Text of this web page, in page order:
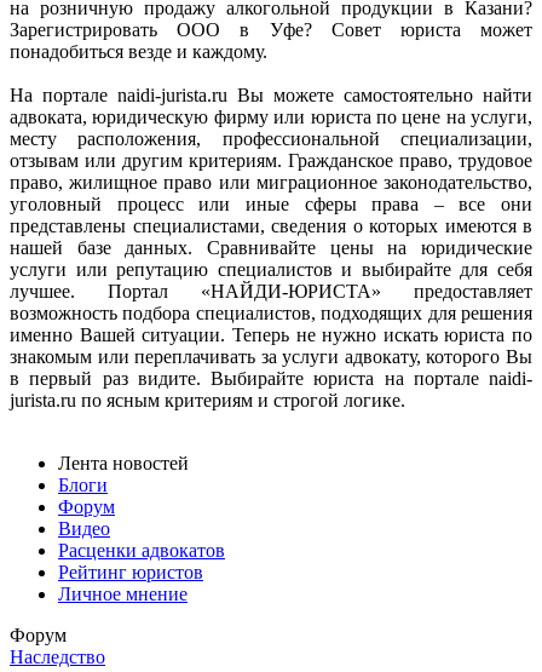
на розничную продажу алкогольной продукции в Казани?
Зарегистрировать ООО в Уфе? Совет юриста может
понадобиться везде и каждому.
На портале naidi-jurista.ru Вы можете самостоятельно найти
адвоката, юридическую фирму или юриста по цене на услуги,
месту расположения, профессиональной специализации,
отзывам или другим критериям. Гражданское право, трудовое
право, жилищное право или миграционное законодательство,
уголовный процесс или иные сферы права – все они
представлены специалистами, сведения о которых имеются в
нашей базе данных. Сравнивайте цены на юридические
услуги или репутацию специалистов и выбирайте для себя
лучшее. Портал «НАЙДИ-ЮРИСТА» предоставляет
возможность подбора специалистов, подходящих для решения
именно Вашей ситуации. Теперь не нужно искать юриста по
знакомым или переплачивать за услуги адвокату, которого Вы
в первый раз видите. Выбирайте юриста на портале naidi-
jurista.ru по ясным критериям и строгой логике.
Лента новостей
Блоги
Форум
Видео
Расценки адвокатов
Рейтинг юристов
Личное мнение
Форум
Наследство